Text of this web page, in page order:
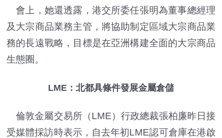
會上，她還透露，港交所委任張明為董事總經理
及大宗商品業務主管，將協助制定區域大宗商品業
務的長遠戰略，目標是在亞洲構建全面的大宗商品
生態圈。
LME：北都具條件發展金屬倉儲
倫敦金屬交易所（LME）行政總裁張柏廉昨日接
受媒體採訪時表示，自去年初LME認可倉庫在港啟